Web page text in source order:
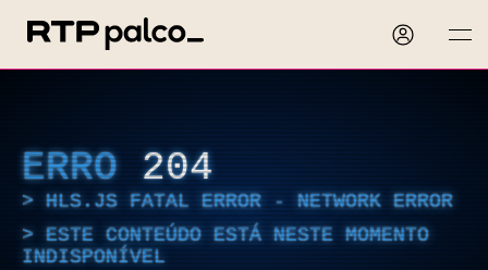
ERRO 204
HLS.JS FATAL ERROR - NETWORK ERROR
ESTE CONTEÚDO ESTÁ NESTE MOMENTO
INDISPONÍVEL